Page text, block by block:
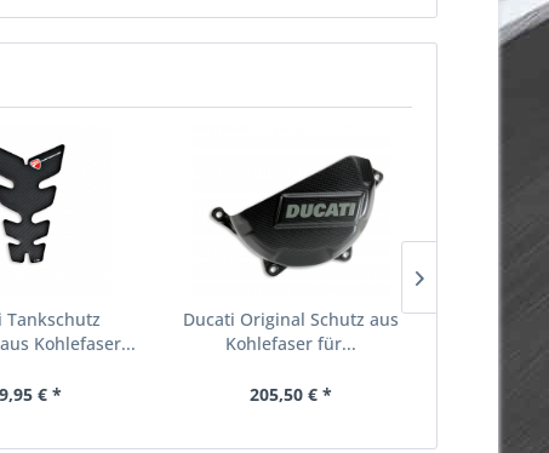
Tankschutz
Kohlefaser...
€ *
Ducati Original Schutz aus
Kohlefaser für...
205,50 € *